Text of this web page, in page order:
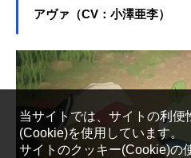
さんのオ
アヴァ（CV：小澤亜李）
当サイトでは、サイトの利便
(Cookie)を使用しています。
サイトのクッキー(Cookie)の